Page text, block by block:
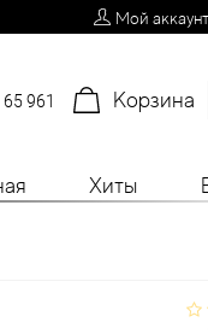
Мой аккаунт
961 Корзина
Хиты